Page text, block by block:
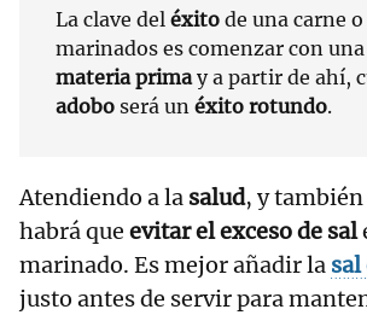
La clave del éxito de una carne o
marinados es comenzar con una
materia primay a partir de ahí,
adobo será un éxito rotundo.
Atendiendo a la salud, y
habrá que evitar el exceso de sal
marinado. Es mejor añadir la sal
justo antes de servir para